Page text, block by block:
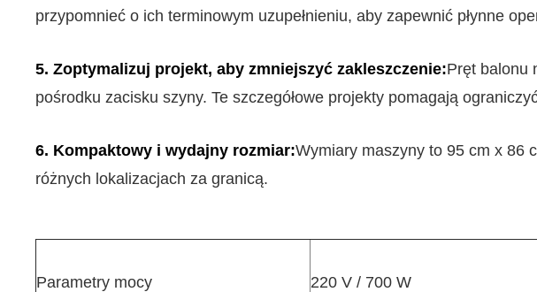
przypomnieć o ich terminowym uzupełnieniu, aby zapewnić płynne
5. Zoptymalizuj projekt, aby zmniejszyć zakleszczenie:Pręt balonu
pośrodku zacisku szyny. Te szczegółowe projekty pomagają
6. Kompaktowy i wydajny rozmiar:Wymiary maszyny to 95 cm x 86
różnych lokalizacjach za granicą.
Parametry mocy 220 V / 700 W